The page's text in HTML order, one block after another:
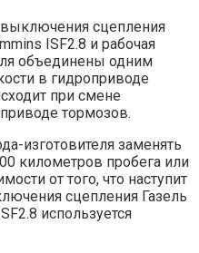
выключения сцепления
ISF2.8 и рабочая
объединены одним
в гидроприводе
при смене
тормозов.
изготовителя заменять
километров пробега или
от того, что наступит
сцепления Газель
используется